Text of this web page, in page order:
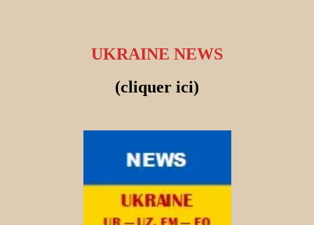
UKRAINE NEWS
(cliquer ici)